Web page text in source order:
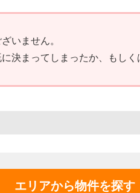
いません。
決まってしまったか、もしく
エリアから物件を探す